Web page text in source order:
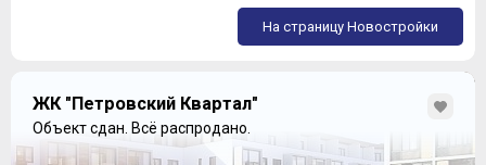
На страницу Новостройки
ЖК "Петровский Квартал"
Объект сдан. Всё распродано.